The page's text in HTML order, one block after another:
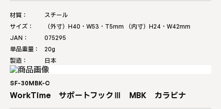
材質：
スチール
サイズ：
（外寸）H40・W53・T5mm （内寸）H24・W42mm
JAN：
075295
単品重量：
20g
製造：
日本
SF-30MBK-C
WorkTime サポートフックⅢ MBK カラビナ